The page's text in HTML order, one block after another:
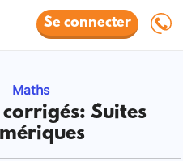
Se connecter
Maths
corrigés: Suites